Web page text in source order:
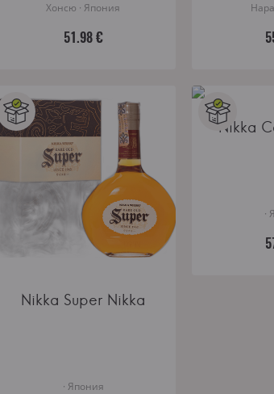
Хонсю · Япония
51.98 €
Nikka Super Nikka
· Япония
Nikka
·